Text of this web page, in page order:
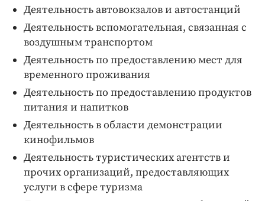
Деятельность автовокзалов и автостанций
Деятельность вспомогательная, связанная с
воздушным транспортом
Деятельность по предоставлению мест для
временного проживания
Деятельность по предоставлению продуктов
питания и напитков
Деятельность в области демонстрации
кинофильмов
Деятельность туристических агентств и
прочих организаций, предоставляющих
услуги в сфере туризма